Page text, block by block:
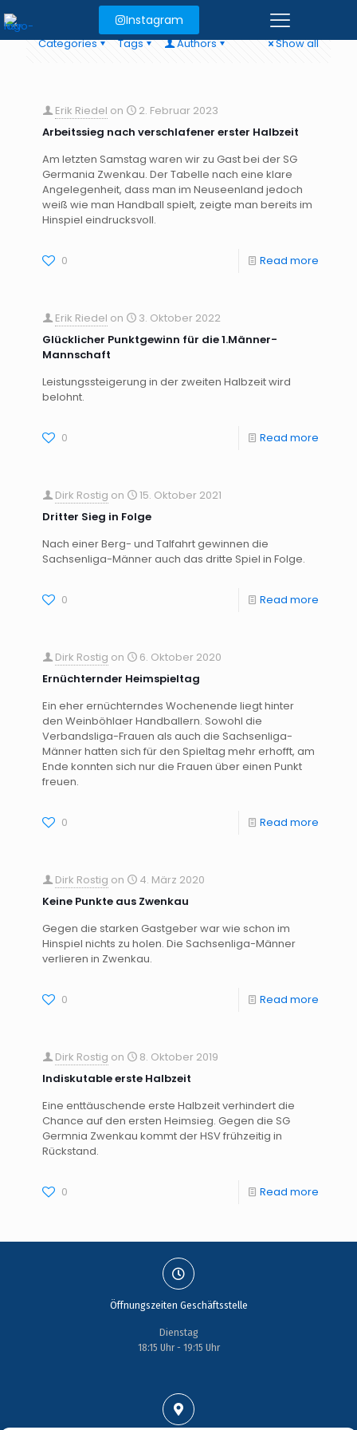
Instagram
Categories Tags Authors Show all
Erik Riedel on
2. Februar 2023
Arbeitssieg nach verschlafener erster Halbzeit
Am letzten Samstag waren wir zu Gast bei der SG
Germania Zwenkau. Der Tabelle nach eine klare
Angelegenheit, dass man im Neuseenland jedoch
weiß wie man Handball spielt, zeigte man bereits im
Hinspiel eindrucksvoll.
0 Read more
Erik Riedel on
3. Oktober 2022
Glücklicher Punktgewinn für die 1.Männer-
Mannschaft
Leistungssteigerung in der zweiten Halbzeit wird
belohnt.
0 Read more
Dirk Rostig on
15. Oktober 2021
Dritter Sieg in Folge
Nach einer Berg- und Talfahrt gewinnen die
Sachsenliga-Männer auch das dritte Spiel in Folge.
0 Read more
Dirk Rostig on
6. Oktober 2020
Ernüchternder Heimspieltag
Ein eher ernüchterndes Wochenende liegt hinter
den Weinböhlaer Handballern. Sowohl die
Verbandsliga-Frauen als auch die Sachsenliga-
Männer hatten sich für den Spieltag mehr erhofft, am
Ende konnten sich nur die Frauen über einen Punkt
freuen.
0 Read more
Dirk Rostig on
4. März 2020
Keine Punkte aus Zwenkau
Gegen die starken Gastgeber war wie schon im
Hinspiel nichts zu holen. Die Sachsenliga-Männer
verlieren in Zwenkau.
0 Read more
Dirk Rostig on
8. Oktober 2019
Indiskutable erste Halbzeit
Eine enttäuschende erste Halbzeit verhindert die
Chance auf den ersten Heimsieg. Gegen die SG
Germnia Zwenkau kommt der HSV frühzeitig in
Rückstand.
0 Read more
Öffnungszeiten Geschäftsstelle
Dienstag
18:15 Uhr - 19:15 Uhr